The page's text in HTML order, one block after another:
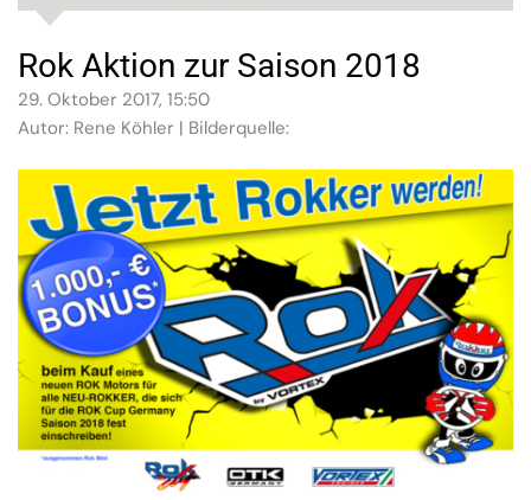
Rok Aktion zur Saison 2018
29. Oktober 2017, 15:50
Autor: Rene Köhler | Bilderquelle: